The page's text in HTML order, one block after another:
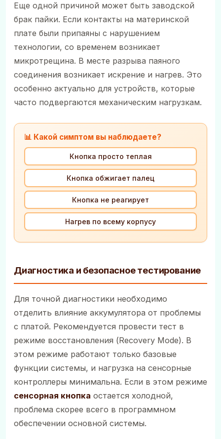
Еще одной причиной может быть заводской
брак пайки. Если контакты на материнской
плате были припаяны с нарушением
технологии, со временем возникает
микротрещина. В месте разрыва паяного
соединения возникает искрение и нагрев. Это
особенно актуально для устройств, которые
часто подвергаются механическим нагрузкам.
📊 Какой симптом вы наблюдаете?
Кнопка просто теплая
Кнопка обжигает палец
Кнопка не реагирует
Нагрев по всему корпусу
Диагностика и безопасное тестирование
Для точной диагностики необходимо
отделить влияние аккумулятора от проблемы
с платой. Рекомендуется провести тест в
режиме восстановления (Recovery Mode). В
этом режиме работают только базовые
функции системы, и нагрузка на сенсорные
контроллеры минимальна. Если в этом режиме
сенсорная кнопка остается холодной,
проблема скорее всего в программном
обеспечении основной системы.